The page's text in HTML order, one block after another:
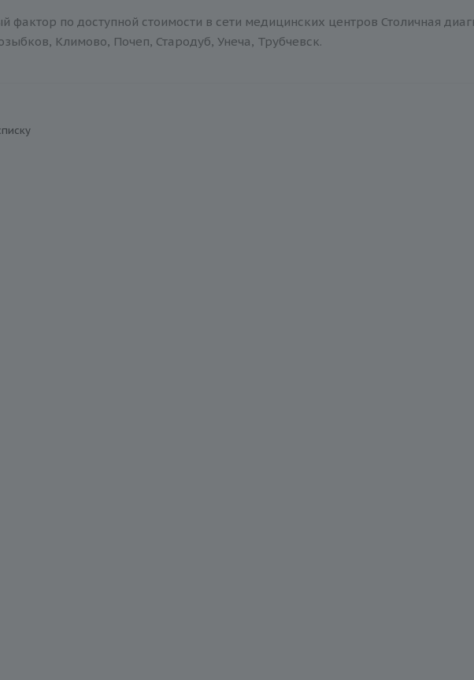
фактор по доступной стоимости в сети медицинских центров Столичная
Климово, Почеп, Стародуб, Унеча, Трубчевск.